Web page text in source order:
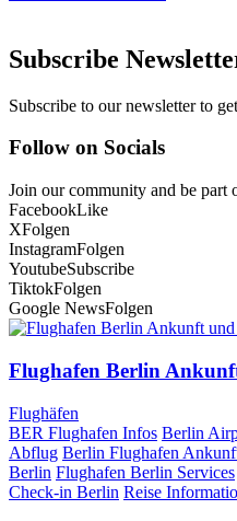
Subscribe
Subscribe to our newsletter to
Follow on Socials
Join our community and be part
FacebookLike
XFolgen
InstagramFolgen
YoutubeSubscribe
TiktokFolgen
Google NewsFolgen
Flughafen Berlin
Flughäfen
BER Flughafen Infos Berlin
Abflug Berlin Flughafen
Berlin Flughafen Berlin Services
Check-in Berlin Reise